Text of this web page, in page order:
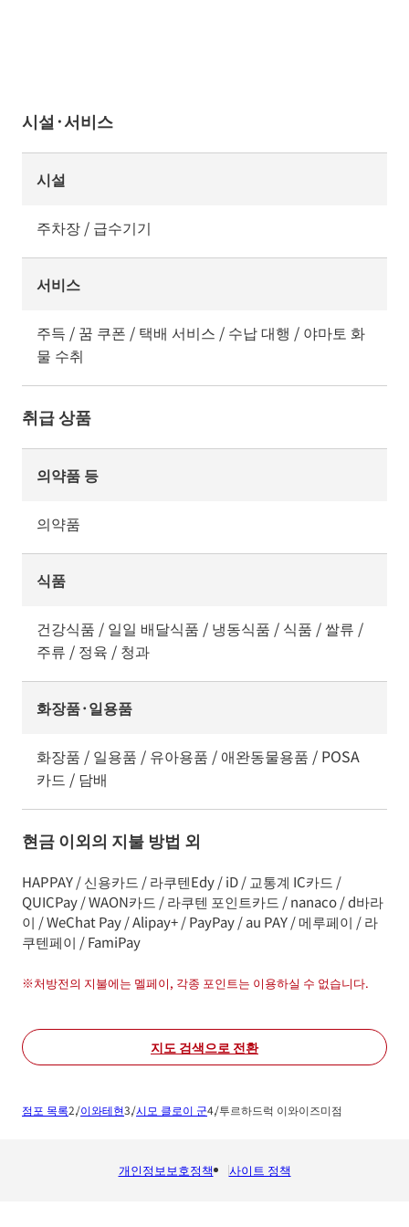
시설·서비스
시설
주차장 / 급수기기
서비스
주득 / 꿈 쿠폰 / 택배 서비스 / 수납 대행 / 야마토 화
물 수취
취급 상품
의약품 등
의약품
식품
건강식품 / 일일 배달식품 / 냉동식품 / 식품 / 쌀류 /
주류 / 정육 / 청과
화장품·일용품
화장품 / 일용품 / 유아용품 / 애완동물용품 / POSA
카드 / 담배
현금 이외의 지불 방법 외
HAPPAY / 신용카드 / 라쿠텐Edy / iD / 교통계 IC카드 /
QUICPay / WAON카드 / 라쿠텐 포인트카드 / nanaco / d바라
이 / WeChat Pay / Alipay+ / PayPay / au PAY / 메루페이 / 라
쿠텐페이 / FamiPay
※처방전의 지불에는 멜페이, 각종 포인트는 이용하실 수 없습니다.
지도 검색으로 전환
점포 목록 이와테현 시모 클로이 군 투르하드럭 이와이즈미점
개인정보보호정책 사이트 정책